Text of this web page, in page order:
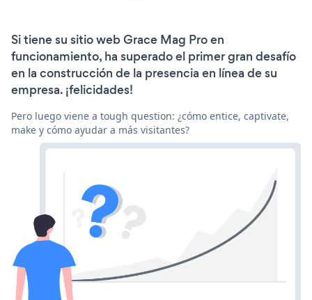
Si tiene su sitio web Grace Mag Pro en
funcionamiento, ha superado el primer gran desafío
en la construcción de la presencia en línea de su
empresa. ¡felicidades!
Pero luego viene a tough question: ¿cómo entice, captivate,
make y cómo ayudar a más visitantes?